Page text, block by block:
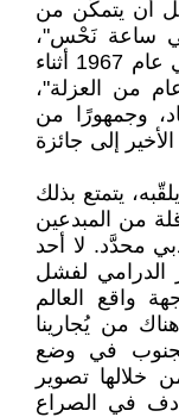
أن يتمكَّن من
ساعة نَحْس"،
ومرَّ دون أن يثير أيّ ضجة. بعد ذلك، في عام 1967 أثناء
من العزلة"،
وجمهورًا من
إلى جائزة
يتمتع بذلك
من المبدعين
محدَّد. لا أحد
الدرامي لفشل
واقع العالم
من يُجارينا
في وضع
خلالها تصوير
في الصراع